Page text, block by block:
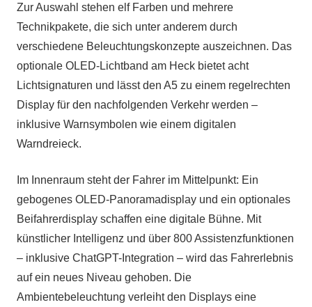
Zur Auswahl stehen elf Farben und mehrere
Technikpakete, die sich unter anderem durch
verschiedene Beleuchtungskonzepte auszeichnen. Das
optionale OLED-Lichtband am Heck bietet acht
Lichtsignaturen und lässt den A5 zu einem regelrechten
Display für den nachfolgenden Verkehr werden –
inklusive Warnsymbolen wie einem digitalen
Warndreieck.
Im Innenraum steht der Fahrer im Mittelpunkt: Ein
gebogenes OLED-Panoramadisplay und ein optionales
Beifahrerdisplay schaffen eine digitale Bühne. Mit
künstlicher Intelligenz und über 800 Assistenzfunktionen
– inklusive ChatGPT-Integration – wird das Fahrerlebnis
auf ein neues Niveau gehoben. Die
Ambientebeleuchtung verleiht den Displays eine